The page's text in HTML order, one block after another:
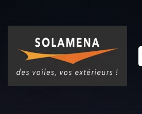
contenu